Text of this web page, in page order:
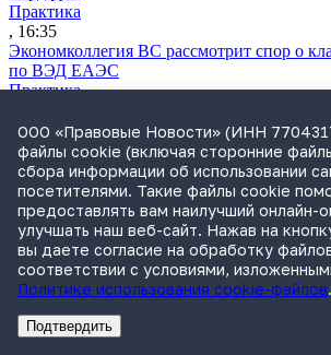
Практика
, 16:35
Экономколлегия ВС рассмотрит спор о
по ВЭД ЕАЭС
Практика
Дочерняя компания «Мегафона» подала
1,8 млрд руб.
Практика
, 15:50
СИП проверит отмену патента на
устройствами после возражений
Практика
, 15:17
Суды 10 стран рассматривают иски
Международная практика
РекламаАдвокатское бюро Санкт-Петербурга
ООО «Правовые Новости» (ИНН
файлы cookie (включая сторонние
сбора информации об использовании
посетителями. Такие файлы cookie
предоставлять вам наилучший онлайн-
улучшать наш веб-сайт. Нажав на
вы даете согласие на обработку
соответствии с условиями,
Политике использования cookie-файлов.
Подтвердить